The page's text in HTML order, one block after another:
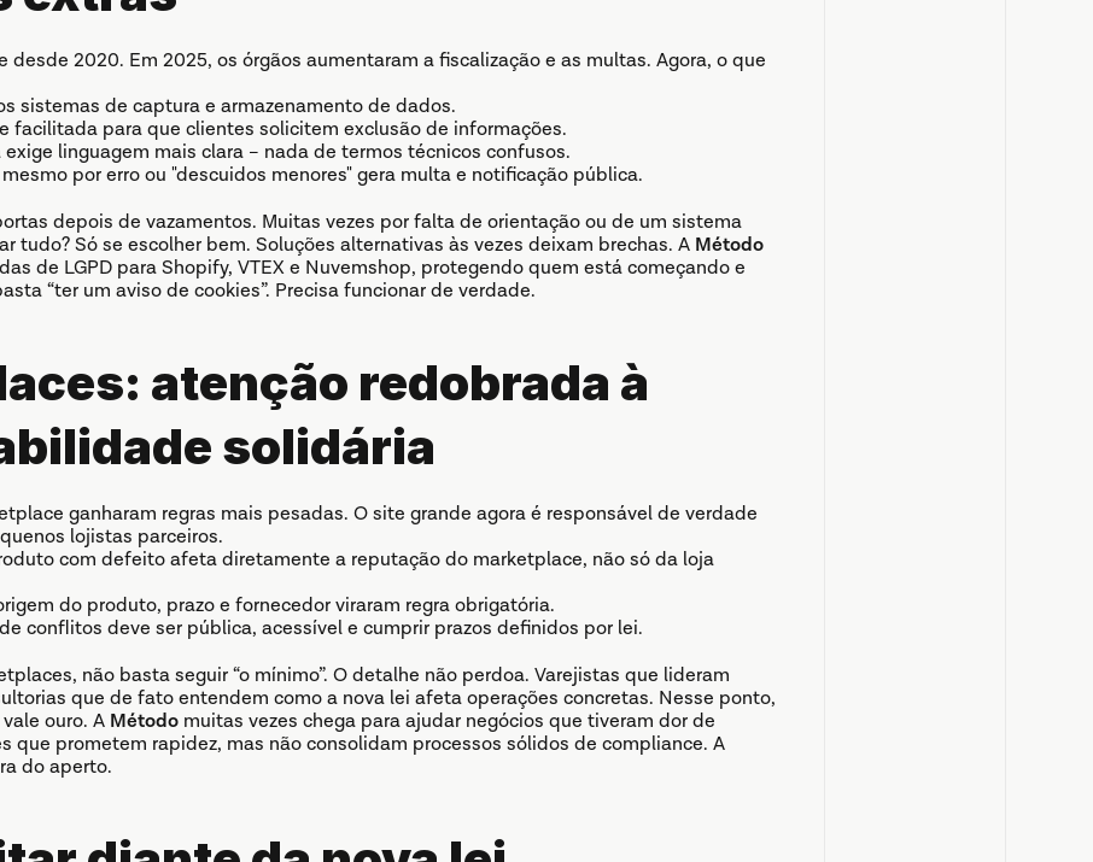
desde 2020. Em 2025, os órgãos aumentaram a fiscalização e as multas. Agora, o que
sistemas de captura e armazenamento de dados.
facilitada para que clientes solicitem exclusão de informações.
linguagem mais clara – nada de termos técnicos confusos.
por erro ou "descuidos menores" gera multa e notificação pública.
depois de vazamentos. Muitas vezes por falta de orientação ou de um sistema
tudo? Só se escolher bem. Soluções alternativas às vezes deixam brechas. A Método
de LGPD para Shopify, VTEX e Nuvemshop, protegendo quem está começando e
“ter um aviso de cookies”. Precisa funcionar de verdade.
atenção redobrada à
solidária
ganharam regras mais pesadas. O site grande agora é responsável de verdade
lojistas parceiros.
com defeito afeta diretamente a reputação do marketplace, não só da loja
do produto, prazo e fornecedor viraram regra obrigatória.
conflitos deve ser pública, acessível e cumprir prazos definidos por lei.
não basta seguir “o mínimo”. O detalhe não perdoa. Varejistas que lideram
que de fato entendem como a nova lei afeta operações concretas. Nesse ponto,
ouro. A Método muitas vezes chega para ajudar negócios que tiveram dor de
que prometem rapidez, mas não consolidam processos sólidos de compliance. A
do aperto.